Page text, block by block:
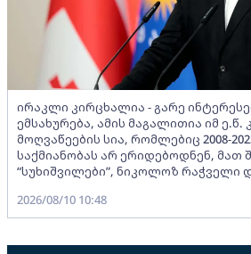
ირაკლი კირცხალია - გარე
ემსახურება, ამის მაგალითია იმ
მოღვაწეების სია, რომლებიც 2008-
საქმიანობას არ ერიდებოდნენ, მათ
“სუხიშვილები”, ნიკოლოზ რაჭველი
2026/08/10 10:48